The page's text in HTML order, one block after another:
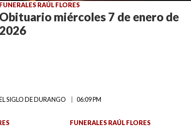
FUNERALES RAÚL FLORES
Obituario miércoles 7 de enero de
2026
SIGLO DE DURANGO 06:09 PM
FUNERALES RAÚL FLORES